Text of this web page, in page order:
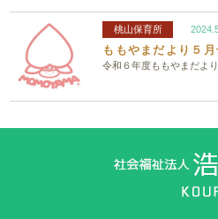
桃山保育所
ももやまだより５月
令和６年度ももやまだより